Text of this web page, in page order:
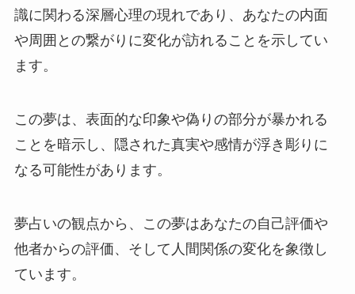
識に関わる深層心理の現れであり、あなたの内面
や周囲との繋がりに変化が訪れることを示してい
ます。
この夢は、表面的な印象や偽りの部分が暴かれる
ことを暗示し、隠された真実や感情が浮き彫りに
なる可能性があります。
夢占いの観点から、この夢はあなたの自己評価や
他者からの評価、そして人間関係の変化を象徴し
ています。